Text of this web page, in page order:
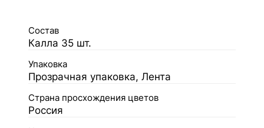
Состав
Калла 35 шт.
Упаковка
Прозрачная упаковка, Лента
Страна просхождения цветов
Россия